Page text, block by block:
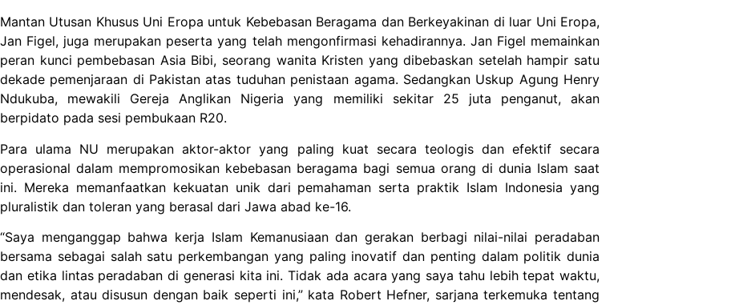
Mantan Utusan Khusus Uni Eropa untuk Kebebasan Beragama dan Berkeyakinan di luar Uni Eropa,
Jan Figel, juga merupakan peserta yang telah mengonfirmasi kehadirannya. Jan Figel memainkan
peran kunci pembebasan Asia Bibi, seorang wanita Kristen yang dibebaskan setelah hampir satu
dekade pemenjaraan di Pakistan atas tuduhan penistaan agama. Sedangkan Uskup Agung Henry
Ndukuba, mewakili Gereja Anglikan Nigeria yang memiliki sekitar 25 juta penganut, akan
berpidato pada sesi pembukaan R20.
Para ulama NU merupakan aktor-aktor yang paling kuat secara teologis dan efektif secara
operasional dalam mempromosikan kebebasan beragama bagi semua orang di dunia Islam saat
ini. Mereka memanfaatkan kekuatan unik dari pemahaman serta praktik Islam Indonesia yang
pluralistik dan toleran yang berasal dari Jawa abad ke-16.
“Saya menganggap bahwa kerja Islam Kemanusiaan dan gerakan berbagi nilai-nilai peradaban
bersama sebagai salah satu perkembangan yang paling inovatif dan penting dalam politik dunia
dan etika lintas peradaban di generasi kita ini. Tidak ada acara yang saya tahu lebih tepat waktu,
mendesak, atau disusun dengan baik seperti ini,” kata Robert Hefner, sarjana terkemuka tentang